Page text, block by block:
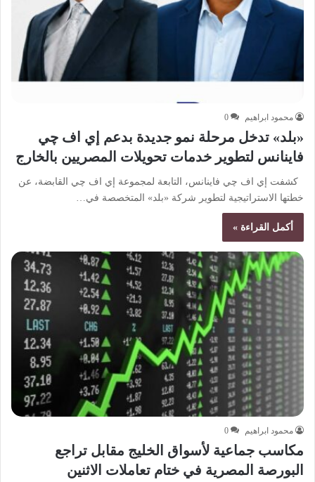
محمود ابراهيم 0
«بلد» تدخل مرحلة نمو جديدة بدعم إي اف چي
فاينانس لتطوير خدمات تحويلات المصريين بالخارج
كشفت إي اف چي فاينانس، التابعة لمجموعة إي اف چي القابضة، عن
خطتها الاستراتيجية لتطوير شركة «بلد» المتخصصة في…
أكمل القراءة »
محمود ابراهيم 0
مكاسب جماعية لأسواق الخليج مقابل تراجع
البورصة المصرية في ختام تعاملات الاثنين